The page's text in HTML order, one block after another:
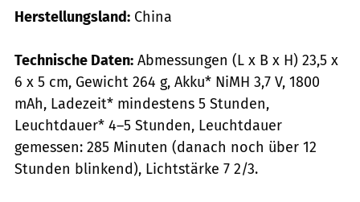
Herstellungsland: China
Technische Daten: Abmessungen (L x B x H) 23,5 x
6 x 5 cm, Gewicht 264 g, Akku* NiMH 3,7 V, 1800
mAh, Ladezeit* mindes­tens 5 Stunden,
Leuchtdauer* 4–5 Stunden, Leuchtdauer
gemessen: 285 Minuten (danach noch über 12
Stunden blinkend), Lichtstärke 7 2/3.